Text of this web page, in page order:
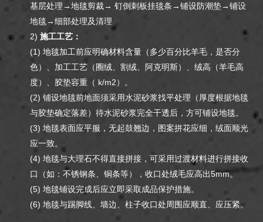
基层处理→地毯剪裁→ 钉倒刺板挂毯条→铺设防潮垫→铺设
地毯→细部处理及清理
2) 施工工艺：
(1) 地毯加工前应明确材料含量（多少百分比羊毛，是否分
色）、加工工艺（圈绒、割绒、阿克明斯）、绒高（羊毛高
度）、胶垫容重（ k/m2）。
(2) 铺设地毯前地面须采用水泥砂浆找平处理（厚度根据地毯
与胶垫确定落差）待水泥砂浆完全干透后，方可铺设地毯。
(3) 地毯表面应平服，无起鼓翘边，图案拼花应细，绒面顺光
应一致。
(4) 地毯与大理石不得直接拼接，可采用过渡材料进行拼接收
口（如：不锈钢条、铜条等），收口处绒毛应高出5mm。
(5) 地毯铺设完成后应立即采取成品保护措施。
(6) 地毯与踢脚线、墙边、柱子收口处周围应顺直、应压紧。